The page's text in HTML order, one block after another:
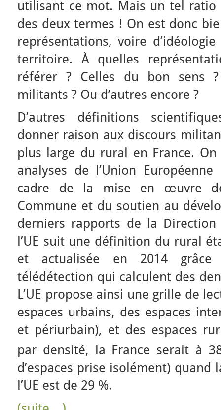
utilisant ce mot. Mais un tel ratio
des deux termes ! On est donc
représentations, voire
territoire. À quelles
référer ? Celles du bon sens
militants ? Ou d’autres encore ?
D’autres définitions
donner raison aux discours
plus large du rural en France.
analyses de l’Union
cadre de la mise en œuvre
Commune et du soutien au
derniers rapports de la Direction
l’UE suit une définition du rural
et actualisée en 2014
télédétection qui calculent des
L’UE propose ainsi une grille de
espaces urbains, des espaces
et périurbain), et des espaces
par densité, la France serait à
d’espaces prise isolément) quand
l’UE est de 29 %.